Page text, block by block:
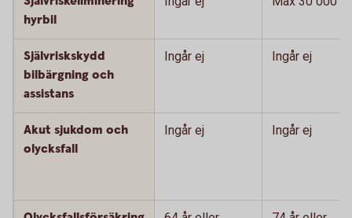
hyrbil
Självriskskydd
bilbärgning och
assistans
Ingår ej Ingår ej
Akut sjukdom och
olycksfall
Ingår ej Ingår ej